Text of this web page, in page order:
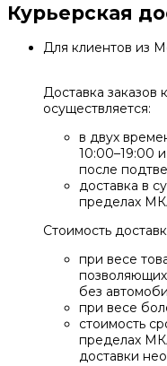
Курьерская
Для клиентов из
Доставка
осуществляется:
в двух
10:00–19:00
после
доставка в
пределах
Стоимость
при весе
без
при весе
стоимость
пределах
доставки